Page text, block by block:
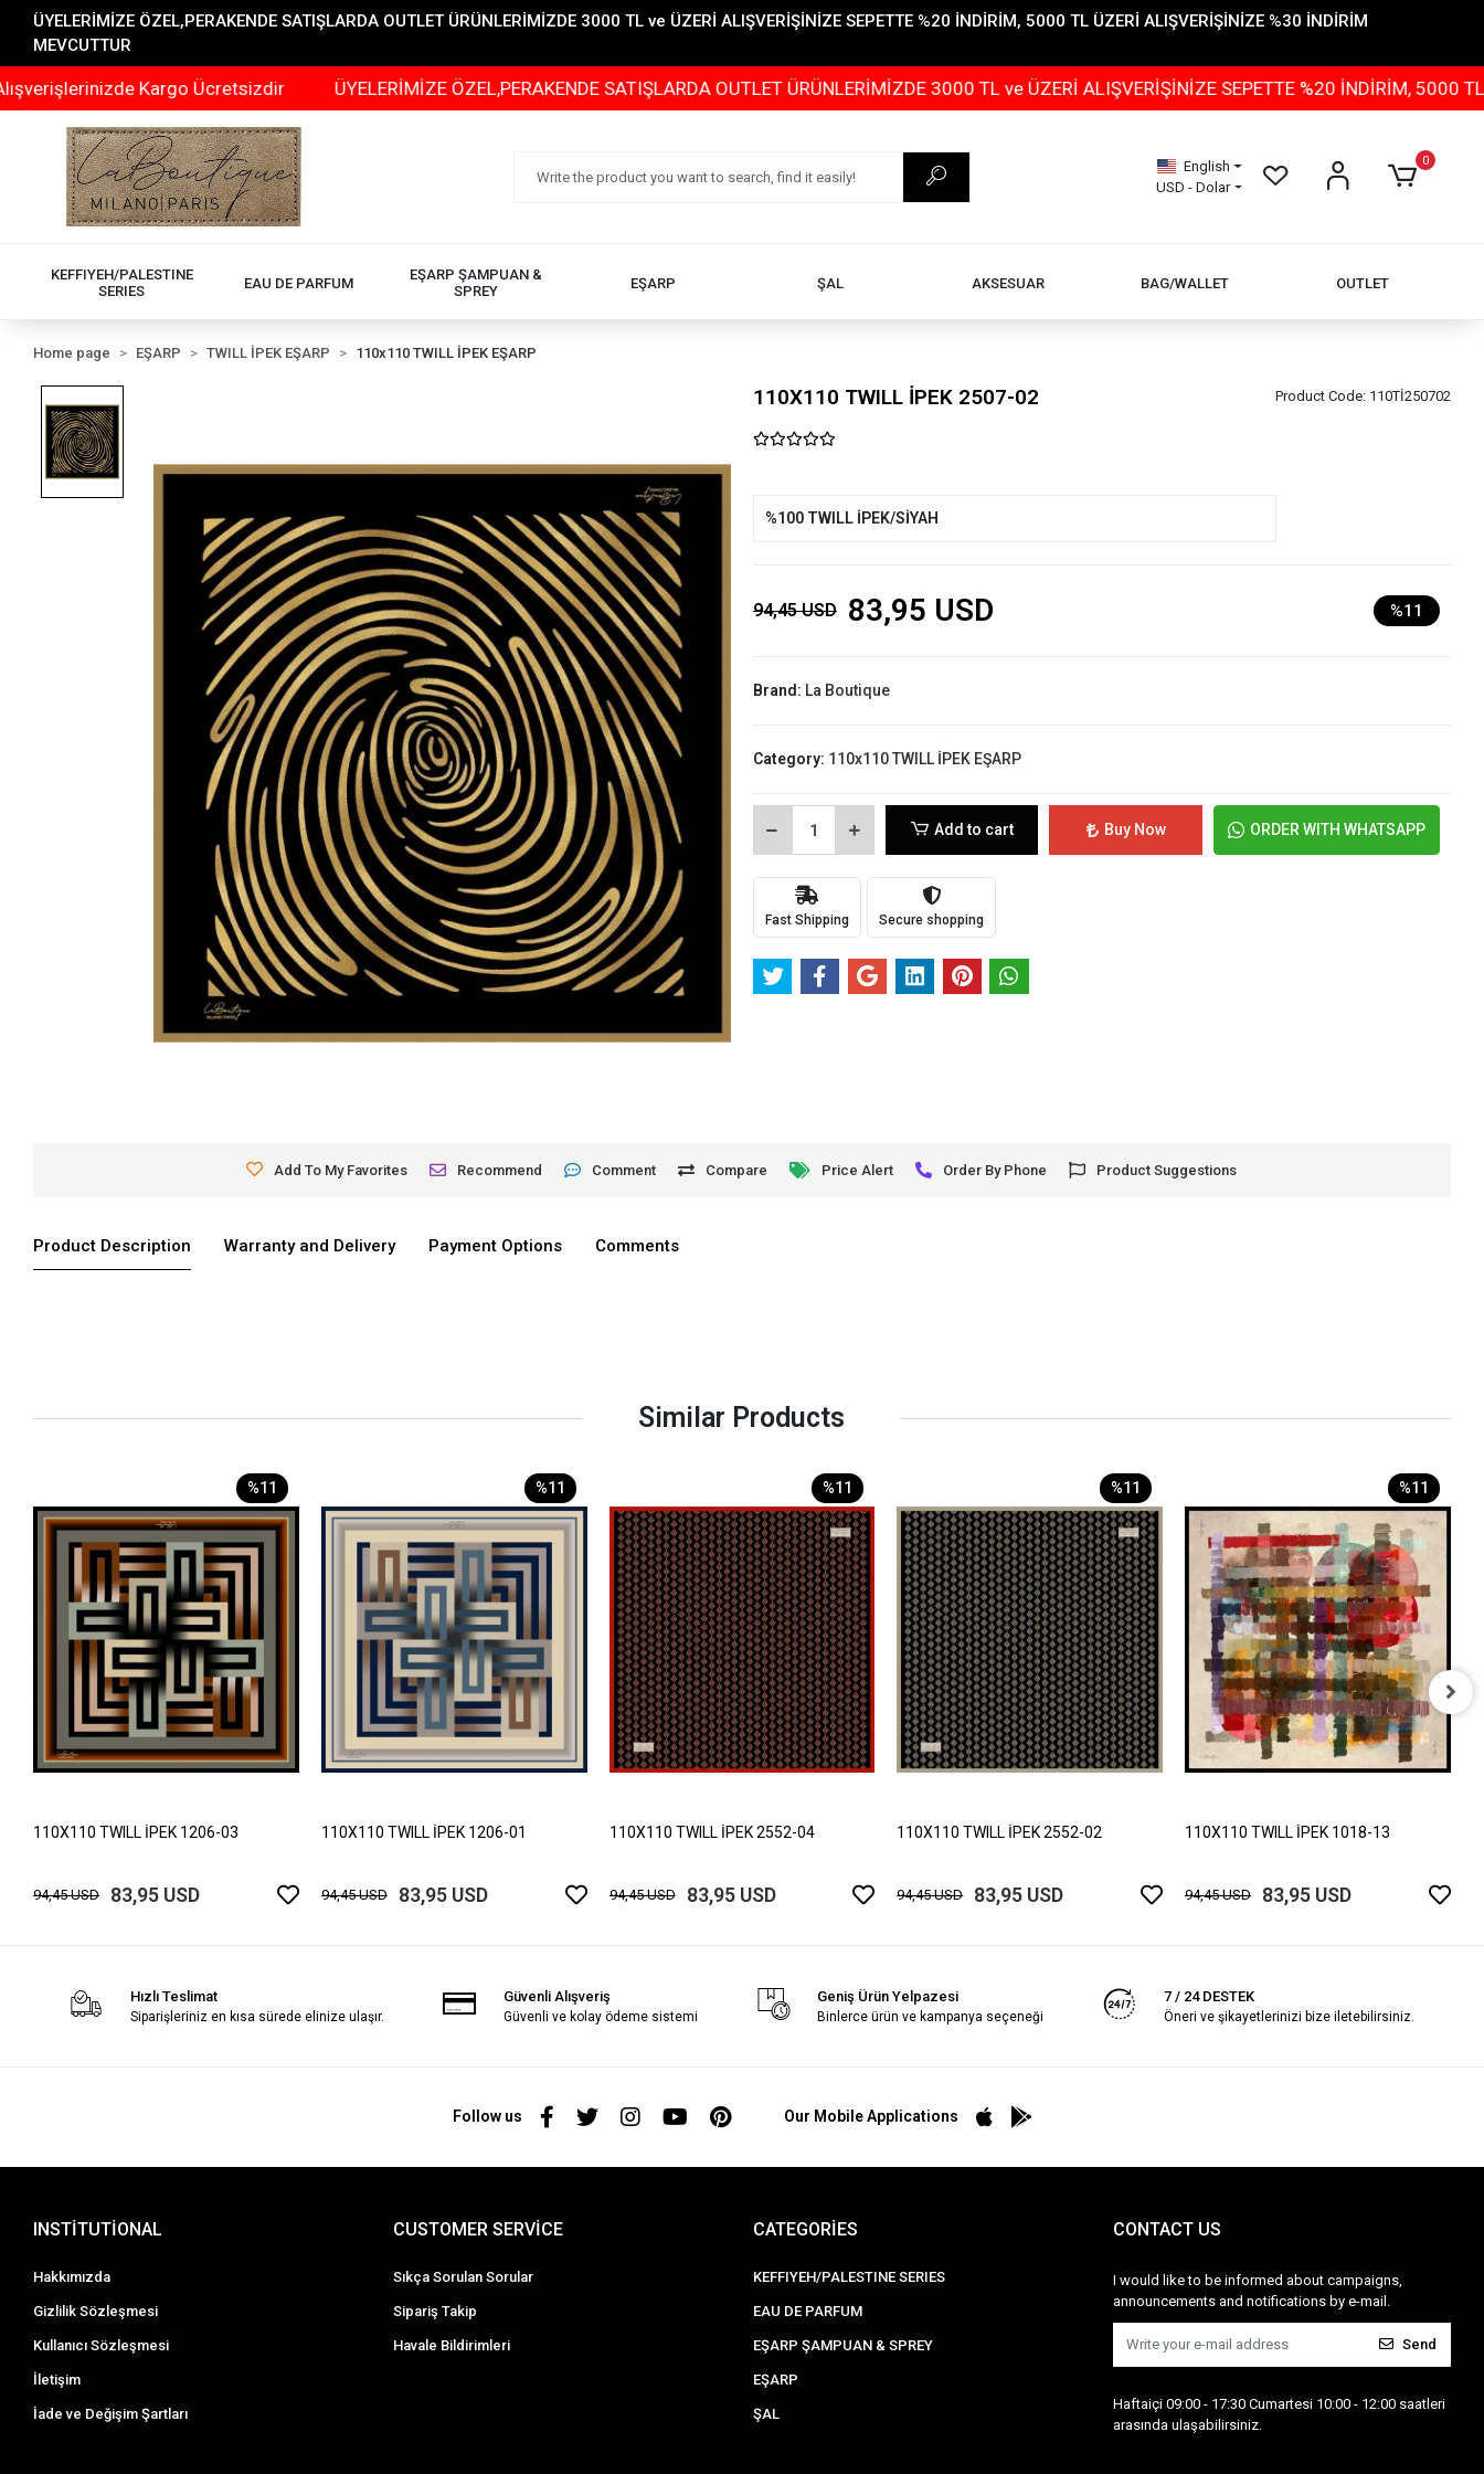
ÜYELERİMİZE ÖZEL,PERAKENDE SATIŞLARDA OUTLET ÜRÜNLERİMİZDE 3000 TL ve ÜZERİ ALIŞVERİŞİNİZE SEPETTE %20 İNDİRİM, 5000 TL ÜZERİ ALIŞVERİŞİNİZE %30 İNDİRİM
MEVCUTTUR
Kargo Ücretsizdir ÜYELERİMİZE ÖZEL,PERAKENDE SATIŞLARDA OUTLET ÜRÜNLERİMİZDE 3000 TL ve ÜZERİ ALIŞVERİŞİNİZE SEPETTE %20 İNDİRİM, 5000 TL
English
USD - Dolar
0
KEFFIYEH/PALESTINE
SERIES
EAU DE PARFUM
EŞARP ŞAMPUAN &
SPREY
EŞARP ŞAL AKSESUAR BAG/WALLET OUTLET
Home page EŞARP TWILL İPEK EŞARP 110x110 TWILL İPEK EŞARP
110X110 TWILL İPEK 2507-02 Product Code: 110Tİ250702
%100 TWILL İPEK/SİYAH
94,45 USD 83,95 USD %11
Brand: La Boutique
Category: 110x110 TWILL İPEK EŞARP
Add to cart Buy Now ORDER WITH WHATSAPP
Fast Shipping Secure shopping
Add To My Favorites Recommend Comment Compare Price Alert Order By Phone Product Suggestions
Product Description Warranty and Delivery Payment Options Comments
Similar Products
%11
110X110 TWILL İPEK 1206-03
94,45 USD 83,95 USD
%11
110X110 TWILL İPEK 1206-01
94,45 USD 83,95 USD
%11
110X110 TWILL İPEK 2552-04
94,45 USD 83,95 USD
%11
110X110 TWILL İPEK 2552-02
94,45 USD 83,95 USD
%11
110X110 TWILL İPEK 1018-13
94,45 USD 83,95 USD
Hızlı Teslimat
Siparişleriniz en kısa sürede elinize ulaşır.
Güvenli Alışveriş
Güvenli ve kolay ödeme sistemi
Geniş Ürün Yelpazesi
Binlerce ürün ve kampanya seçeneği
7 / 24 DESTEK
Öneri ve şikayetlerinizi bize iletebilirsiniz.
Follow us Our Mobile Applications
INSTİTUTİONAL
Hakkımızda
Gizlilik Sözleşmesi
Kullanıcı Sözleşmesi
İletişim
İade ve Değişim Şartları
CUSTOMER SERVİCE
Sıkça Sorulan Sorular
Sipariş Takip
Havale Bildirimleri
CATEGORİES
KEFFIYEH/PALESTINE SERIES
EAU DE PARFUM
EŞARP ŞAMPUAN & SPREY
EŞARP
ŞAL
CONTACT US
I would like to be informed about campaigns,
announcements and notifications by e-mail.
Send
Haftaiçi 09:00 - 17:30 Cumartesi 10:00 - 12:00 saatleri
arasında ulaşabilirsiniz.